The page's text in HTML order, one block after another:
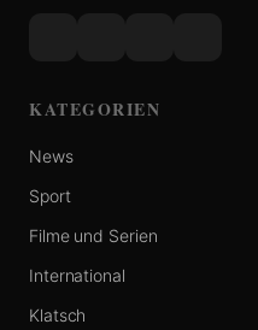
KATEGORIEN
News
Sport
Filme und Serien
International
Klatsch